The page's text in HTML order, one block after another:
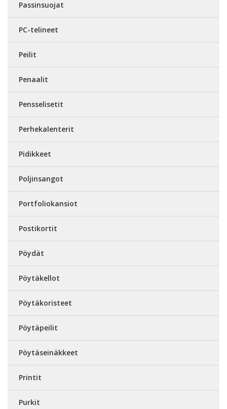
Passinsuojat
PC-telineet
Peilit
Penaalit
Pensselisetit
Perhekalenterit
Pidikkeet
Poljinsangot
Portfoliokansiot
Postikortit
Pöydät
Pöytäkellot
Pöytäkoristeet
Pöytäpeilit
Pöytäseinäkkeet
Printit
Purkit